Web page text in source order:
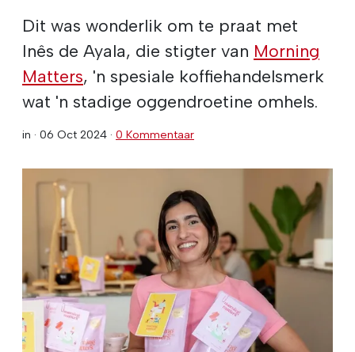
Dit was wonderlik om te praat met
Inês de Ayala, die stigter van Morning
Matters, 'n spesiale koffiehandelsmerk
wat 'n stadige oggendroetine omhels.
in · 06 Oct 2024 · 0 Kommentaar